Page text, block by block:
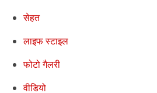
सेहत
लाइफ स्टाइल
फोटो गैलरी
वीडियो